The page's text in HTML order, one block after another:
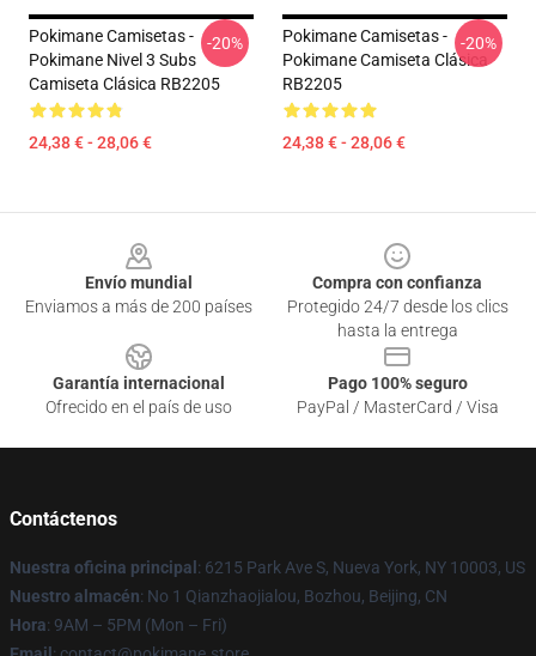
Pokimane Camisetas -
Pokimane Nivel 3 Subs
Camiseta Clásica RB2205
24,38 € - 28,06 €
-20%
Pokimane Camisetas -
Pokimane Camiseta Clásica
RB2205
24,38 € - 28,06 €
-20%
Envío mundial
Enviamos a más de 200 países
Compra con confianza
Protegido 24/7 desde los clics
hasta la entrega
Garantía internacional
Ofrecido en el país de uso
Pago 100% seguro
PayPal / MasterCard / Visa
Contáctenos
Nuestra oficina principal : 6215 Park Ave S, Nueva York, NY 10003, US
Nuestro almacén: No 1 Qianzhaojialou, Bozhou, Beijing, CN
Hora: 9AM – 5PM (Mon – Fri)